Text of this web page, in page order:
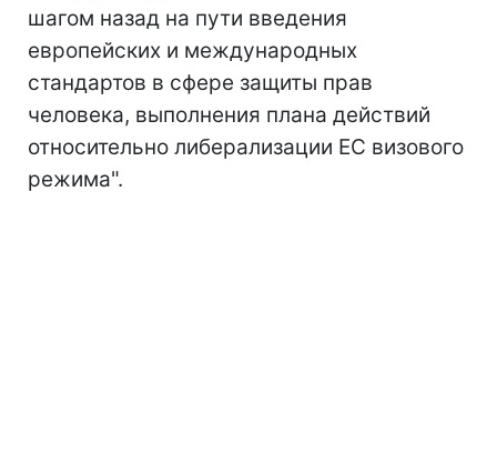
шагом назад на пути введения
европейских и международных
стандартов в сфере защиты прав
человека, выполнения плана действий
относительно либерализации ЕС визового
режима".